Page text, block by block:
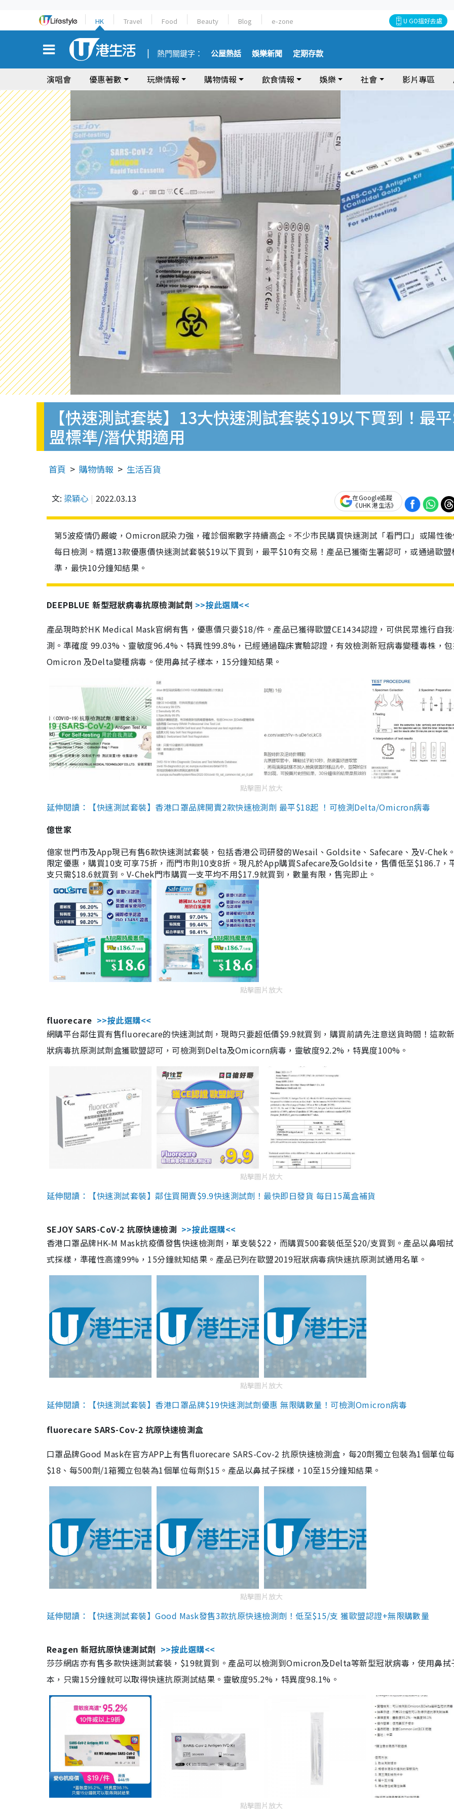
HK Travel Food Beauty Blog e-zone U GO搵好去處
熱門關鍵字： 公屋熱話 娛樂新聞 定期存款
演唱會 優惠著數 玩樂情報 購物情報 飲食情報 娛樂 社會 影片專區
【快速測試套裝】13大快速測試套裝$19以下買到！最
盟標準/潛伏期適用
首頁 購物情報 生活百貨
文: 梁穎心 2022.03.13
在Google追蹤
《UHK 港生活》
第5波疫情仍嚴峻，Omicron感染力強，確診個案數字持續高企。不少市民購買快速測試「看門口」或陽性
每日檢測。精選13款優惠價快速測試套裝$19以下買到，最平$10有交易！產品已獲衛生署認可，或通過歐盟
準，最快10分鐘知結果。
DEEPBLUE 新型冠狀病毒抗原檢測試劑 >>按此選購<<
產品現時於HK Medical Mask官網有售，優惠價只要$18/件。產品已獲得歐盟CE1434認證，可供民眾進行自
測。準確度 99.03%、靈敏度96.4%、特異性99.8%，已經通過臨床實驗認證，有效檢測新冠病毒變種毒株，
Omicron 及Delta變種病毒。使用鼻拭子樣本，15分鐘知結果。
點擊圖片放大
延伸閱讀：【快速測試套裝】香港口罩品牌開賣2款快速檢測劑 最平$18起 ！可檢測Delta/Omicron病毒
億世家
億家世門市及App現已有售6款快速測試套裝，包括香港公司研發的Wesail、Goldsite、Safecare、及V-Chek
限定優惠，購買10支可享75折，而門市則10支8折。現凡於App購買Safecare及Goldsite，售價低至$186.7，
支只需$18.6就買到。V-Chek門市購買一支平均不用$17.9就買到，數量有限，售完即止。
點擊圖片放大
fluorecare >>按此選購<<
網購平台鄰住買有售fluorecare的快速測試劑，現時只要超低價$9.9就買到，購買前請先注意送貨時間！這款
狀病毒抗原測試劑盒獲歐盟認可，可檢測到Delta及Omicorn病毒，靈敏度92.2%，特異度100%。
點擊圖片放大
延伸閱讀：【快速測試套裝】鄰住買開賣$9.9快速測試劑！最快即日發貨 每日15萬盒補貨
SEJOY SARS-CoV-2 抗原快速檢測 >>按此選購<<
香港口罩品牌HK-M Mask抗疫價發售快速檢測劑，單支裝$22，而購買500套裝低至$20/支買到。產品以鼻咽
式採樣，準確性高達99%，15分鐘就知結果。產品已列在歐盟2019冠狀病毒病快速抗原測試通用名單。
點擊圖片放大
延伸閱讀：【快速測試套裝】香港口罩品牌$19快速測試劑優惠 無限購數量！可檢測Omicron病毒
fluorecare SARS-Cov-2 抗原快速檢測盒
口罩品牌Good Mask在官方APP上有售fluorecare SARS-Cov-2 抗原快速檢測盒，每20劑獨立包裝為1個單位
$18、每500劑/1箱獨立包裝為1個單位每劑$15。產品以鼻拭子採樣，10至15分鐘知結果。
點擊圖片放大
延伸閱讀：【快速測試套裝】Good Mask發售3款抗原快速檢測劑！低至$15/支 獲歐盟認證+無限購數量
Reagen 新冠抗原快速測試劑 >>按此選購<<
莎莎網店亦有售多款快速測試套裝，$19就買到。產品可以檢測到Omicron及Delta等新型冠狀病毒，使用鼻拭
本，只需15分鐘就可以取得快速抗原測試結果。靈敏度95.2%，特異度98.1%。
點擊圖片放大